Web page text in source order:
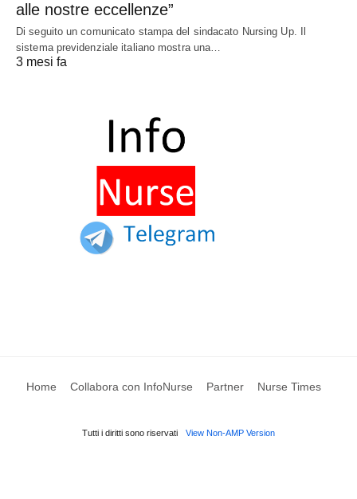
alle nostre eccellenze”
Di seguito un comunicato stampa del sindacato Nursing Up. Il
sistema previdenziale italiano mostra una…
3 mesi fa
Home Collabora con InfoNurse Partner Nurse Times
Tutti i diritti sono riservati View Non-AMP Version